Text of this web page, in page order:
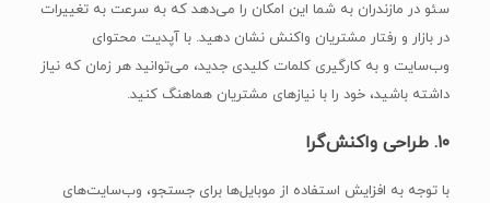
سئو در مازندران به شما این امکان را می‌دهد که به سرعت به تغییرات
در بازار و رفتار مشتریان واکنش نشان دهید. با آپدیت محتوای
وب‌سایت و به کارگیری کلمات کلیدی جدید، می‌توانید هر زمان که نیاز
داشته باشید، خود را با نیازهای مشتریان هماهنگ کنید.
۱۰. طراحی واکنش‌گرا
با توجه به افزایش استفاده از موبایل‌ها برای جستجو، وب‌سایت‌های